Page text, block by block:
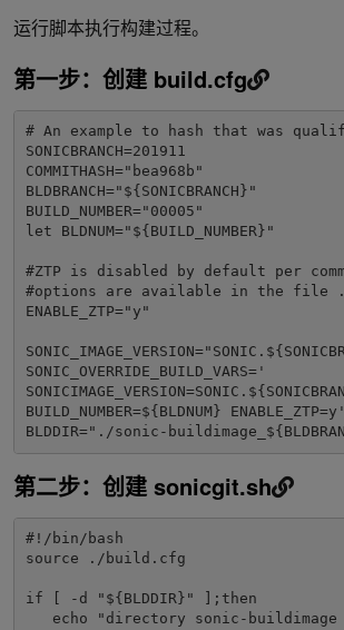
运行脚本执行构建过程。
第一步：创建 build.cfg
# An example to hash that was
SONICBRANCH=201911
COMMITHASH="bea968b"
BLDBRANCH="${SONICBRANCH}"
BUILD_NUMBER="00005"
let BLDNUM="${BUILD_NUMBER}"
#ZTP is disabled by default per
#options are available in the file
ENABLE_ZTP="y"
SONIC_OVERRIDE_BUILD_VARS='
BUILD_NUMBER=${BLDNUM} ENABLE_ZTP=y'
BLDDIR="./sonic-
第二步：创建 sonicgit.sh
#!/bin/bash
source ./build.cfg
if [ -d "${BLDDIR}" ];then
echo "directory sonic-